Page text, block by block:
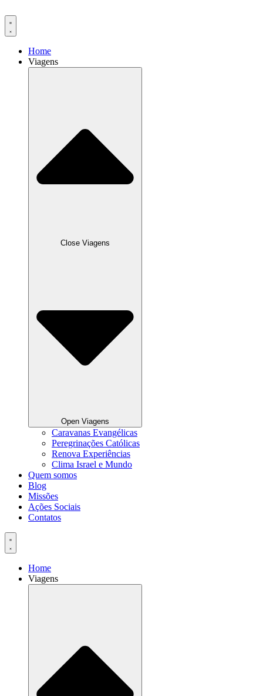
para
Home
Viagens
Close Viagens
Open Viagens
Caravanas Evangélicas
Peregrinações Católicas
Renova Experiências
Clima Israel e Mundo
Quem somos
Blog
Missões
Ações Sociais
Contatos
Home
Viagens